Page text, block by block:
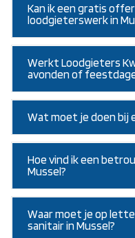
Kan ik een gratis
loodgieterswerk in
Werkt Loodgieters
avonden of
Wat moet je doen bij
Hoe vind ik een
Mussel?
Waar moet je op
sanitair in Mussel?